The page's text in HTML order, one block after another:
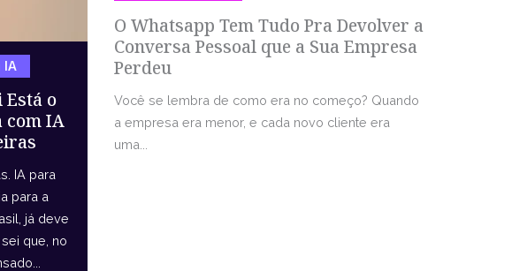
Está o
com IA
IA para
para a
já deve
que, no
O Whatsapp Tem Tudo Pra Devolver a
Conversa Pessoal que a Sua Empresa
Perdeu
Você se lembra de como era no começo? Quando
a empresa era menor, e cada novo cliente era
uma...